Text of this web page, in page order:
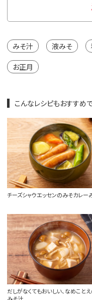
みそ汁 液みそ
お正月
こんなレシピもおすすめ
チーズシャウエッセンのみそカレー
だしがなくてもおいしい、なめこと